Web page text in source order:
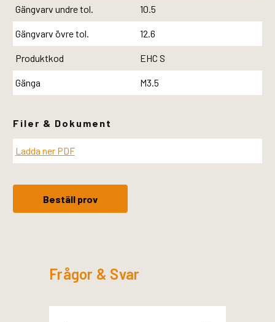
Gängvarv undre tol. 10.5
Gängvarv övre tol. 12.6
Produktkod EHC S
Gänga M3.5
Filer & Dokument
Ladda ner PDF
Beställ prov
Frågor & Svar